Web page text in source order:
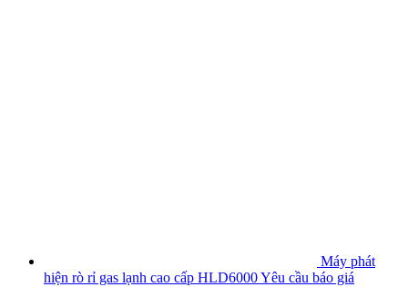
Máy phát
hiện rò rỉ gas lạnh cao cấp HLD6000Yêu cầu báo giá